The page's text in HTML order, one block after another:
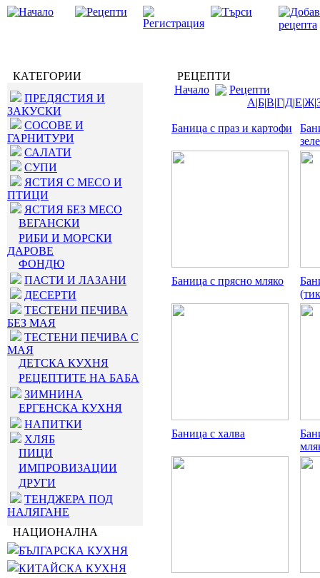
КАТЕГОРИИ
ПРЕДЯСТИЯ И
ЗАКУСКИ
СОСОВЕ И
ГАРНИТУРИ
САЛАТИ
СУПИ
ЯСТИЯ С МЕСО И
ПТИЦИ
ЯСТИЯ БЕЗ МЕСО
ВЕГАНСКИ
РИБИ И МОРСКИ
ДАРОВЕ
ФОНДЮ
ПАСТИ И ЛАЗАНИ
ДЕСЕРТИ
ТЕСТЕНИ ПЕЧИВА
БЕЗ МАЯ
ТЕСТЕНИ ПЕЧИВА С
МАЯ
ДЕТСКА КУХНЯ
РЕЦЕПТИТЕ НА БАБА
ЗИМНИНА
ЕРГЕНСКА КУХНЯ
НАПИТКИ
ХЛЯБ
ПИЦИ
ИМПРОВИЗАЦИИ
ДРУГИ
ТЕНДЖЕРА ПОД
НАЛЯГАНЕ
НАЦИОНАЛНА
БЪЛГАРСКА КУХНЯ
КИТАЙСКА КУХНЯ
РЕЦЕПТИ
Начало
Рецепти
А|Б|В|Г|Д|Е|Ж|
Баница с праз и картофи
зеле
Баница с прясно мляко
Баница с халва